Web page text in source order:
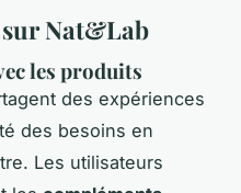
sur Nat&Lab
les produits
des expériences
des besoins en
Les utilisateurs